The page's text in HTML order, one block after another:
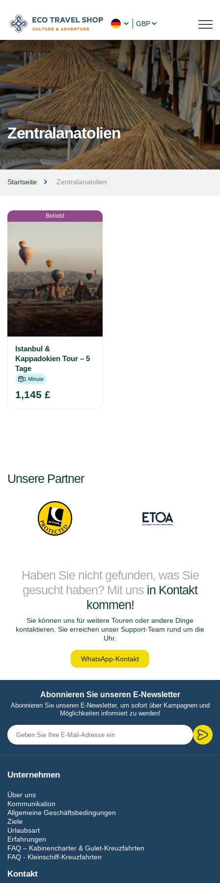
GBP
Zentralanatolien
Startseite Zentralanatolien
Beliebt
Istanbul &
Kappadokien Tour – 5
Tage
1 Minute
1,145 £
Unsere Partner
Haben Sie nicht gefunden, was Sie
gesucht haben? Mit uns in Kontakt
kommen!
Sie können uns für weitere Touren oder andere Dinge
kontaktieren. Sie erreichen unser Support-Team rund um die
Uhr.
WhatsApp-Kontakt
Abonnieren Sie unseren E-Newsletter
Abonnieren Sie unseren E-Newsletter, um sofort über Kampagnen und
Möglichkeiten informiert zu werden!
Unternehmen
Über uns
Kommunikation
Allgemeine Geschäftsbedingungen
Ziele
Urlaubsart
Erfahrungen
FAQ – Kabinencharter & Gulet-Kreuzfahrten
FAQ - Kleinschiff-Kreuzfahrten
Kontakt